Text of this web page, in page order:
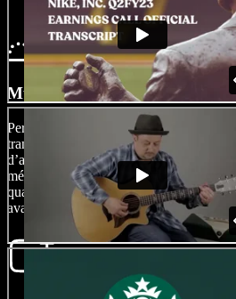
Munta la teva pel·lícula
Personalitza la teva pel·lícula afegint
transicions, tipografies, superposicions,
d’aigua, efectes de so, subtítols, veus
més. Les possibilitats d’edició són
qualitat excel·lent tant per a principiants
avançats.